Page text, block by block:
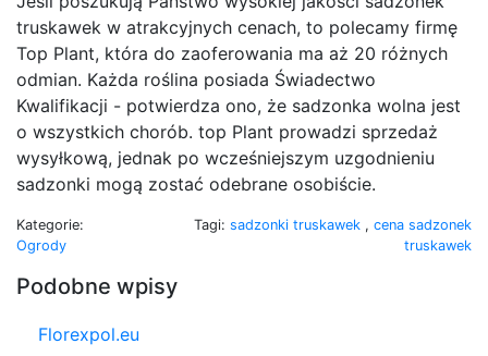
truskawek w atrakcyjnych cenach, to polecamy firmę
Top Plant, która do zaoferowania ma aż 20 różnych
odmian. Każda roślina posiada Świadectwo
Kwalifikacji - potwierdza ono, że sadzonka wolna jest
o wszystkich chorób. top Plant prowadzi sprzedaż
wysyłkową, jednak po wcześniejszym uzgodnieniu
sadzonki mogą zostać odebrane osobiście.
Kategorie:
Ogrody
Tagi: sadzonki truskawek , cena sadzonek
truskawek
Podobne wpisy
Florexpol.eu